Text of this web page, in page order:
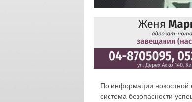
По информации
система безопасности